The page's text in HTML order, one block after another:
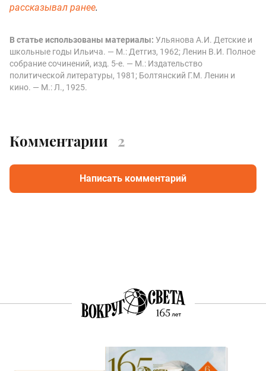
рассказывал ранее.
В статье использованы материалы: Ульянова А.И. Детские и
школьные годы Ильича. — М.: Детгиз, 1962; Ленин В.И. Полное
собрание сочинений, изд. 5-е. — М.: Издательство
политической литературы, 1981; Болтянский Г.М. Ленин и
кино. — М.: Л., 1925.
Комментарии 2
Написать комментарий